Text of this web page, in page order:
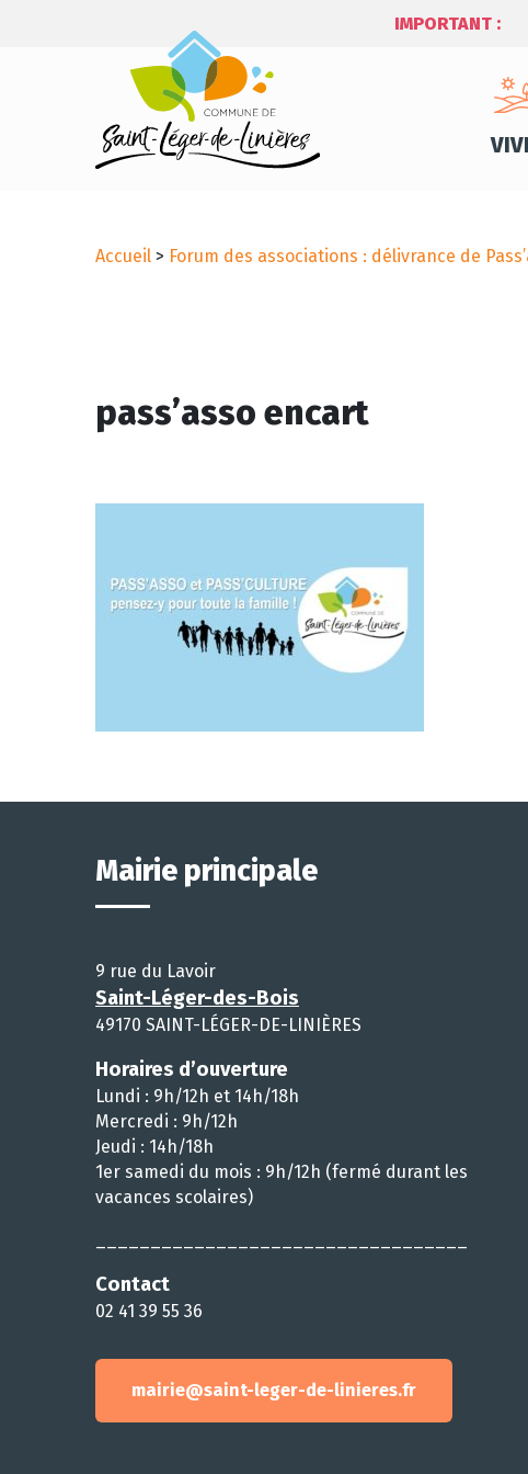
IMPORTANT :
Accueil > Forum des associations : délivrance de
pass’asso encart
Mairie principale
9 rue du Lavoir
Saint-Léger-des-Bois
49170 SAINT-LÉGER-DE-LINIÈRES
Horaires d’ouverture
Lundi : 9h/12h et 14h/18h
Mercredi : 9h/12h
Jeudi : 14h/18h
1er samedi du mois : 9h/12h (fermé durant les
vacances scolaires)
Contact
02 41 39 55 36
mairie@saint-leger-de-linieres.fr